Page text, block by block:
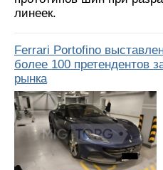
линеек.
Ferrari Portofino
более 100 претендентов
рынка